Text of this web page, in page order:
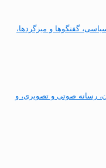
گفتگوها و میزگردها،
رسانه صوتی و تصویری، و